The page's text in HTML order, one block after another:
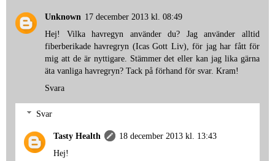
Unknown 17 december 2013 kl. 08:49
Hej! Vilka havregyn använder du? Jag använder alltid
fiberberikade havregryn (Icas Gott Liv), för jag har fått för
mig att de är nyttigare. Stämmer det eller kan jag lika gärna
äta vanliga havregryn? Tack på förhand för svar. Kram!
Svara
Svar
Tasty Health
18 december 2013 kl. 13:43
Hej!